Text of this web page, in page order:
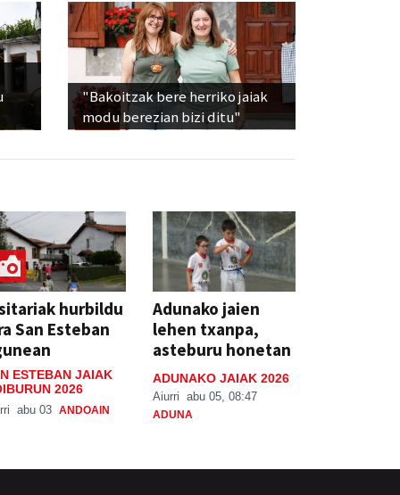
"Bakoitzak bere herriko jaiak
modu berezian bizi ditu"
hurbildu
San Esteban
ESTEBAN JAIAK
2026
abu 03 ANDOAIN
Adunako jaien
lehen txanpa,
asteburu honetan
ADUNAKO JAIAK 2026
Aiurri abu 05, 08:47
ADUNA